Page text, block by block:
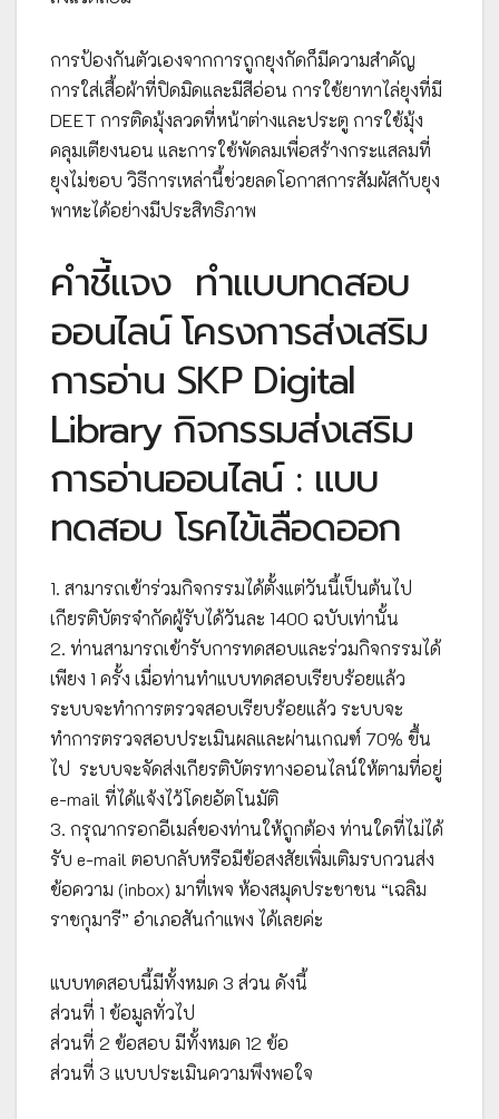
การป้องกันตัวเองจากการถูกยุงกัดก็มีความสำคัญ
การใส่เสื้อผ้าที่ปิดมิดและมีสีอ่อน การใช้ยาทาไล่ยุงที่มี
DEET การติดมุ้งลวดที่หน้าต่างและประตู การใช้มุ้ง
คลุมเตียงนอน และการใช้พัดลมเพื่อสร้างกระแสลมที่
ยุงไม่ชอบ วิธีการเหล่านี้ช่วยลดโอกาสการสัมผัสกับยุง
พาหะได้อย่างมีประสิทธิภาพ
คำชี้แจง ทำแบบทดสอบ
ออนไลน์ โครงการส่งเสริม
การอ่าน SKP Digital
Library กิจกรรมส่งเสริม
การอ่านออนไลน์ : แบบ
ทดสอบ โรคไข้เลือดออก
1. สามารถเข้าร่วมกิจกรรมได้ตั้งแต่วันนี้เป็นต้นไป
เกียรติบัตรจำกัดผู้รับได้วันละ 1400 ฉบับเท่านั้น
2. ท่านสามารถเข้ารับการทดสอบและร่วมกิจกรรมได้
เพียง 1 ครั้ง เมื่อท่านทำแบบทดสอบเรียบร้อยแล้ว
ระบบจะทำการตรวจสอบเรียบร้อยแล้ว ระบบจะ
ทำการตรวจสอบประเมินผลและผ่านเกณฑ์ 70% ขึ้น
ไป ระบบจะจัดส่งเกียรติบัตรทางออนไลน์ให้ตามที่อยู่
e-mail ที่ได้แจ้งไว้โดยอัตโนมัติ
3. กรุณากรอกอีเมล์ของท่านให้ถูกต้อง ท่านใดที่ไม่ได้
รับ e-mail ตอบกลับหรือมีข้อสงสัยเพิ่มเติมรบกวนส่ง
ข้อความ (inbox) มาที่เพจ ห้องสมุดประชาชน “เฉลิม
ราชกุมารี” อำเภอสันกำแพง ได้เลยค่ะ
แบบทดสอบนี้มีทั้งหมด 3 ส่วน ดังนี้
ส่วนที่ 1 ข้อมูลทั่วไป
ส่วนที่ 2 ข้อสอบ มีทั้งหมด 12 ข้อ
ส่วนที่ 3 แบบประเมินความพึงพอใจ